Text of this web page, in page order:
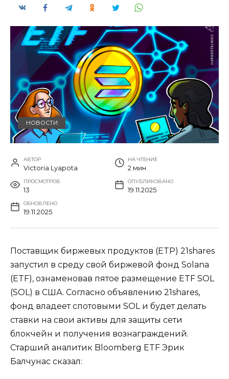
НОВОСТИ
АВТОР
Victoria Lyapota
НА ЧТЕНИЕ
2 мин
ПРОСМОТРОВ
13
ОПУБЛИКОВАНО
19.11.2025
ОБНОВЛЕНО
19.11.2025
Поставщик биржевых продуктов (ETP) 21shares
запустил в среду свой биржевой фонд Solana
(ETF), ознаменовав пятое размещение ETF SOL
(SOL) в США. Согласно объявлению 21shares,
фонд владеет спотовыми SOL и будет делать
ставки на свои активы для защиты сети
блокчейн и получения вознаграждений.
Старший аналитик Bloomberg ETF Эрик
Балчунас сказал: